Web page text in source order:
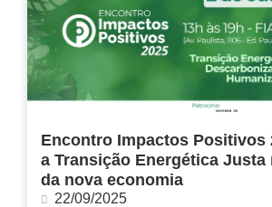
Encontro Impactos Positivos
a Transição Energética Justa
da nova economia
22/09/2025